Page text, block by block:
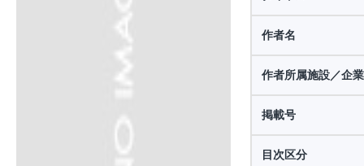
作者名
作者所属施設／企業
掲載号
目次区分